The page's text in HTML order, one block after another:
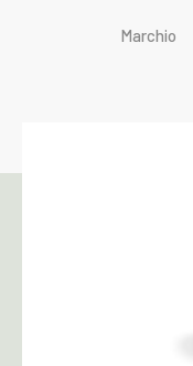
Marchio